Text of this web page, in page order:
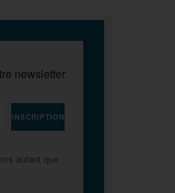
newsletter
autant que